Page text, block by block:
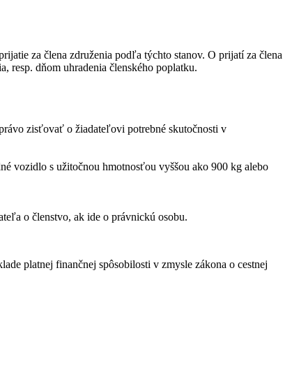
za člena združenia podľa týchto stanov. O prijatí za člena
resp. dňom uhradenia členského poplatku.
zisťovať o žiadateľovi potrebné skutočnosti v
vozidlo s užitočnou hmotnosťou vyššou ako 900 kg alebo
o členstvo, ak ide o právnickú osobu.
platnej finančnej spôsobilosti v zmysle zákona o cestnej